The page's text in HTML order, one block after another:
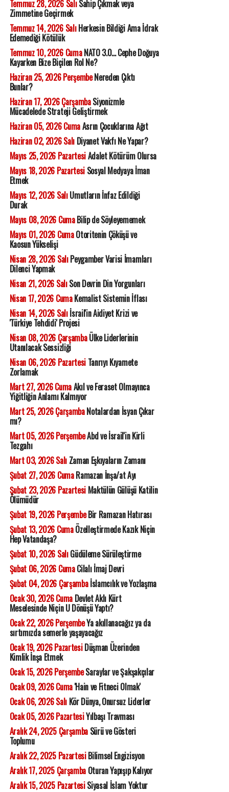
Temmuz 28, 2026 SalıSahip Çıkmak veya
Zimmetine Geçirmek
Temmuz 14, 2026 SalıHerkesin Bildiği Ama İdrak
Edemediği Kötülük
Temmuz 10, 2026 CumaNATO 3.0... Cephe Doğuya
Kayarken Bize Biçilen Rol Ne?
Haziran 25, 2026 PerşembeNereden Çıktı
Bunlar?
Haziran 17, 2026 ÇarşambaSiyonizmle
Mücadelede Strateji Geliştirmek
Haziran 05, 2026 CumaAsrın Çocuklarına Ağıt
Haziran 02, 2026 SalıDiyanet Vakfı Ne Yapar?
Mayıs 25, 2026 PazartesiAdalet Kötürüm Olursa
Mayıs 18, 2026 PazartesiSosyal Medyaya İman
Etmek
Mayıs 12, 2026 SalıUmutların İnfaz Edildiği
Durak
Mayıs 08, 2026 CumaBilip de Söyleyememek
Mayıs 01, 2026 CumaOtoritenin Çöküşü ve
Kaosun Yükselişi
Nisan 28, 2026 SalıPeygamber Varisi İmamları
Dilenci Yapmak
Nisan 21, 2026 SalıSon Devrin Din Yorgunları
Nisan 17, 2026 CumaKemalist Sistemin İflası
Nisan 14, 2026 Salıİsrail'in Aidiyet Krizi ve
'Türkiye Tehdidi' Projesi
Nisan 08, 2026 ÇarşambaÜlke Liderlerinin
Utanılacak Sessizliği
Nisan 06, 2026 PazartesiTanrıyı Kıyamete
Zorlamak
Mart 27, 2026 CumaAkıl ve Feraset Olmayınca
Yiğitliğin Anlamı Kalmıyor
Mart 25, 2026 ÇarşambaNotalardan İsyan Çıkar
mı?
Mart 05, 2026 PerşembeAbd ve İsrail'in Kirli
Tezgahı
Mart 03, 2026 SalıZaman Eşkıyaların Zamanı
Şubat 27, 2026 CumaRamazan İnşa/at Ayı
Şubat 23, 2026 PazartesiMaktülün Gülüşü Katilin
Ölümüdür
Şubat 19, 2026 PerşembeBir Ramazan Hatırası
Şubat 13, 2026 CumaÖzelleştirmede Kazık Niçin
Hep Vatandaşa?
Şubat 10, 2026 SalıGüdüleme Sürüleştirme
Şubat 06, 2026 CumaCilalı İmaj Devri
Şubat 04, 2026 Çarşambaİslamcılık ve Yozlaşma
Ocak 30, 2026 CumaDevlet Aklı Kürt
Meselesinde Niçin U Dönüşü Yaptı?
Ocak 22, 2026 PerşembeYa akıllanacağız ya da
sırtımızda semerle yaşayacağız
Ocak 19, 2026 PazartesiDüşman Üzerinden
Kimlik İnşa Etmek
Ocak 15, 2026 PerşembeSaraylar ve Şakşakçılar
Ocak 09, 2026 Cuma'Hain ve Fitneci Olmak'
Ocak 06, 2026 SalıKör Dünya, Onursuz Liderler
Ocak 05, 2026 PazartesiYılbaşı Travması
Aralık 24, 2025 ÇarşambaSürü ve Gösteri
Toplumu
Aralık 22, 2025 PazartesiBilimsel Engizisyon
Aralık 17, 2025 ÇarşambaOturan Yapışıp Kalıyor
Aralık 15, 2025 PazartesiSiyasal İslam Yoktur